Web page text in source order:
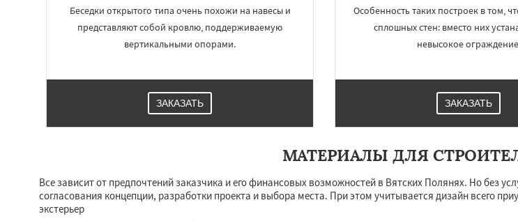
Беседки открытого типа очень похожи на навесы и
представляют собой кровлю, поддерживаемую
вертикальными опорами.
ЗАКАЗАТЬ
Особенность таких построек в том,
сплошных стен: вместо них
невысокое
ЗАКАЗАТЬ
МАТЕРИАЛЫ ДЛЯ
Все зависит от предпочтений заказчика и его финансовых возможностей в Вятских Полянях. Но без
согласования концепции, разработки проекта и выбора места. При этом учитывается дизайн всего
экстерьер